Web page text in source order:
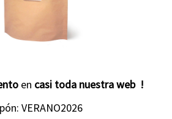
en casi toda nuestra web !
VERANO2026